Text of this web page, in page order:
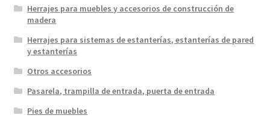
Herrajes para muebles y accesorios de construcción de
madera
Herrajes para sistemas de estanterías, estanterías de pared
y estanterías
Otros accesorios
Pasarela, trampilla de entrada, puerta de entrada
Pies de muebles